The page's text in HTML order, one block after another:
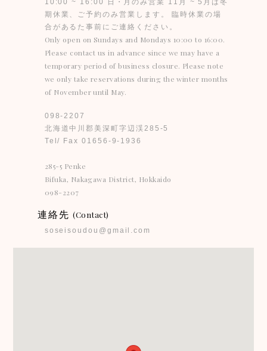
期休業、ご予約のみ営業します。 臨時休業の場
合があるた事前にご連絡ください。
Only open on Sundays and Mondays 10:00 to 16:00.
Please contact us in advance since we may have a
temporary period of business closure. Please note
we only take reservations during the winter months
of November until May.
098-2207
北海道中川郡美深町字辺渓285-5
Tel/ Fax 01656-9-1936
285-5 Penke
Bifuka, Nakagawa District, Hokkaido
098-2207
連絡先(Contact)
soseisoudou@gmail.com